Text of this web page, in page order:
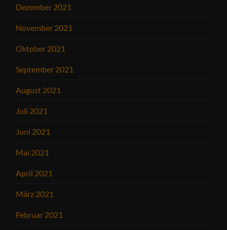
Dezember 2021
November 2021
Oktober 2021
September 2021
August 2021
Juli 2021
Juni 2021
Mai 2021
April 2021
März 2021
Februar 2021